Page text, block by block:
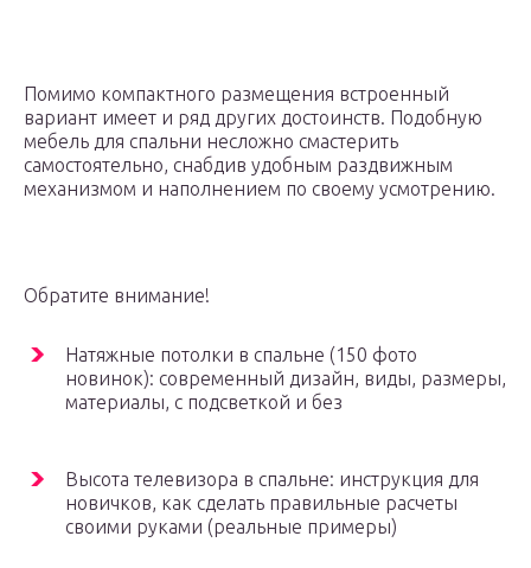
Помимо компактного размещения встроенный
вариант имеет и ряд других достоинств. Подобную
мебель для спальни несложно смастерить
самостоятельно, снабдив удобным раздвижным
механизмом и наполнением по своему усмотрению.
Обратите внимание!
Натяжные потолки в спальне (150 фото
новинок): современный дизайн, виды, размеры,
материалы, с подсветкой и без
Высота телевизора в спальне: инструкция для
новичков, как сделать правильные расчеты
своими руками (реальные примеры)